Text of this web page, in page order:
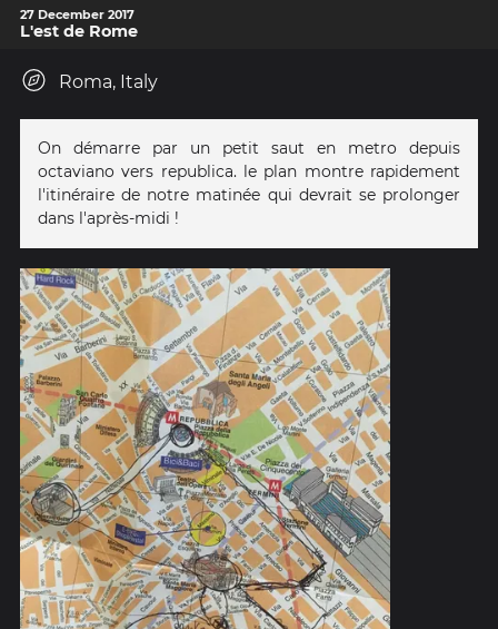
27 December 2017
L'est de Rome
Roma, Italy
On démarre par un petit saut en metro depuis
octaviano vers republica. le plan montre rapidement
l'itinéraire de notre matinée qui devrait se prolonger
dans l'après-midi !